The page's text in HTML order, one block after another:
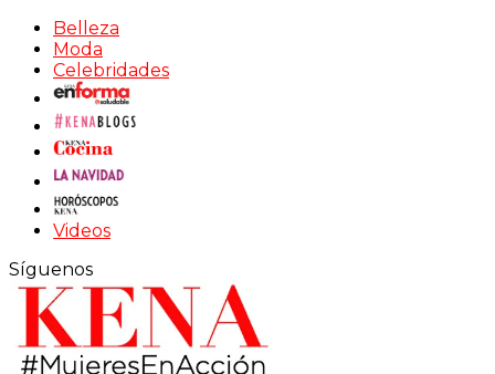
Belleza
Moda
Celebridades
Videos
Síguenos